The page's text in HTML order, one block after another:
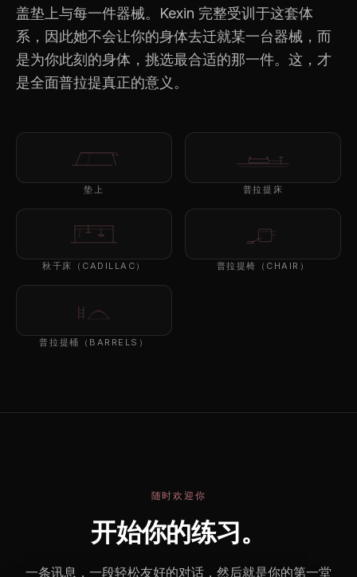
盖垫上与每一件器械。Kexin 完整受训于这套体
系，因此她不会让你的身体去迁就某一台器械，而
是为你此刻的身体，挑选最合适的那一件。这，才
是全面普拉提真正的意义。
垫上 普拉提床
秋千床（CADILLAC） 普拉提椅（CHAIR）
普拉提桶（BARRELS）
随时欢迎你
开始你的练习。
一条讯息，一段轻松友好的对话，然后就是你的第一堂